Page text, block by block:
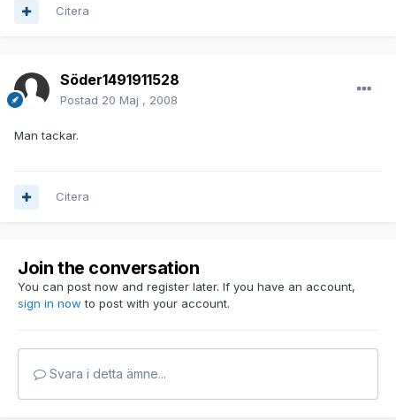
Citera
Söder1491911528
Postad 20 Maj , 2008
Man tackar.
Citera
Join the conversation
You can post now and register later. If you have an account,
sign in now to post with your account.
Svara i detta ämne...